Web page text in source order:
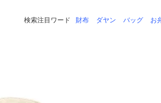
検索注目ワード 財布 ダヤン バッグ お